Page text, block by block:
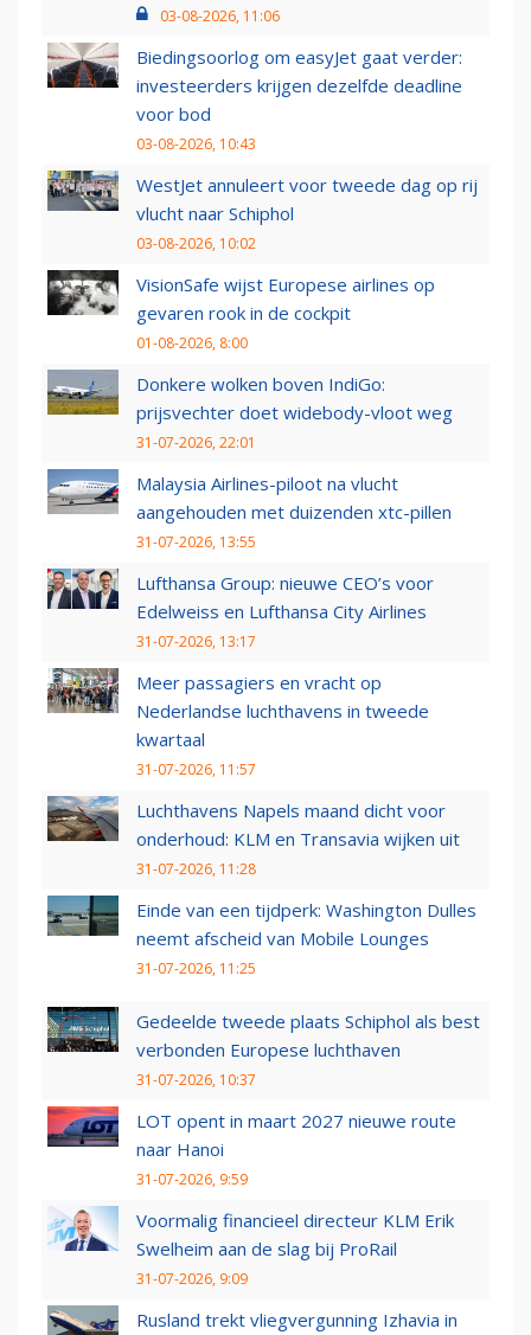
03-08-2026, 11:06
Biedingsoorlog om easyJet gaat verder:
investeerders krijgen dezelfde deadline
voor bod
03-08-2026, 10:43
WestJet annuleert voor tweede dag op rij
vlucht naar Schiphol
03-08-2026, 10:02
VisionSafe wijst Europese airlines op
gevaren rook in de cockpit
01-08-2026, 8:00
Donkere wolken boven IndiGo:
prijsvechter doet widebody-vloot weg
31-07-2026, 22:01
Malaysia Airlines-piloot na vlucht
aangehouden met duizenden xtc-pillen
31-07-2026, 13:55
Lufthansa Group: nieuwe CEO’s voor
Edelweiss en Lufthansa City Airlines
31-07-2026, 13:17
Meer passagiers en vracht op
Nederlandse luchthavens in tweede
kwartaal
31-07-2026, 11:57
Luchthavens Napels maand dicht voor
onderhoud: KLM en Transavia wijken uit
31-07-2026, 11:28
Einde van een tijdperk: Washington Dulles
neemt afscheid van Mobile Lounges
31-07-2026, 11:25
Gedeelde tweede plaats Schiphol als best
verbonden Europese luchthaven
31-07-2026, 10:37
LOT opent in maart 2027 nieuwe route
naar Hanoi
31-07-2026, 9:59
Voormalig financieel directeur KLM Erik
Swelheim aan de slag bij ProRail
31-07-2026, 9:09
Rusland trekt vliegvergunning Izhavia in